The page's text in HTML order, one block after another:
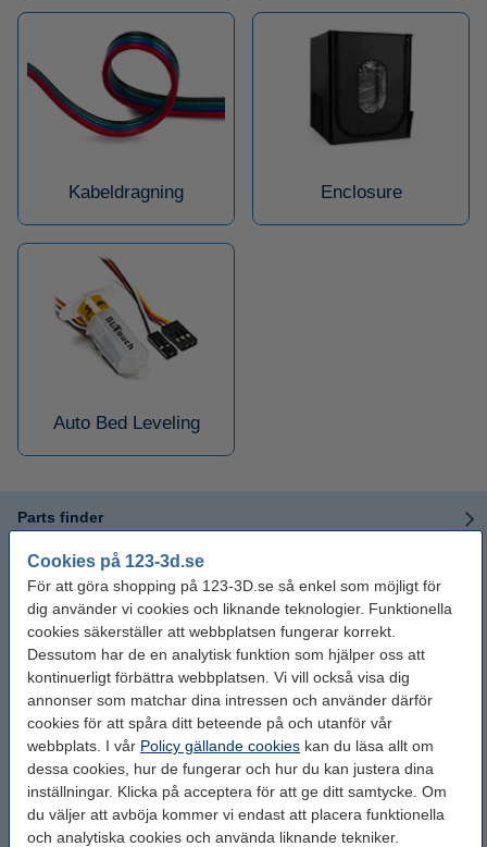
Cookies på 123-3d.se
För att göra shopping på 123-3D.se så enkel som möjligt för
dig använder vi cookies och liknande teknologier. Funktionella
cookies säkerställer att webbplatsen fungerar korrekt.
Dessutom har de en analytisk funktion som hjälper oss att
kontinuerligt förbättra webbplatsen. Vi vill också visa dig
annonser som matchar dina intressen och använder därför
cookies för att spåra ditt beteende på och utanför vår
webbplats. I vår Policy gällande cookies kan du läsa allt om
dessa cookies, hur de fungerar och hur du kan justera dina
inställningar. Klicka på acceptera för att ge ditt samtycke. Om
du väljer att avböja kommer vi endast att placera funktionella
och analytiska cookies och använda liknande tekniker.
Kabeldragning Enclosure
Auto Bed Leveling
Parts finder
Extruder
Mekanik
Elektronik
Motorer
Printbed
Kabeldragning